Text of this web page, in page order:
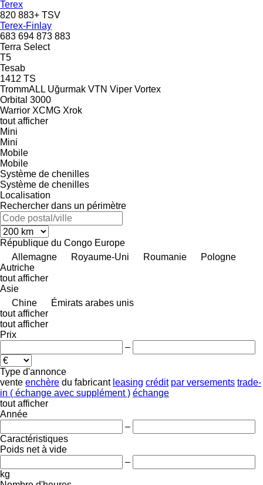
Terex
820 883+ TSV
Terex-Finlay
683 694 873 883
Terra Select
T5
Tesab
1412 TS
TrommALL Uğurmak VTN Viper Vortex
Orbital 3000
Warrior XCMG Xrok
tout afficher
Mini
Mini
Mobile
Mobile
Système de chenilles
Système de chenilles
Localisation
Rechercher dans un périmètre
République du Congo Europe
Allemagne
Royaume-Uni Roumanie
Pologne
Autriche
tout afficher
Asie
Chine
Émirats arabes unis
tout afficher
tout afficher
Prix
–
Type d'annonce
vente enchère du fabricant leasing crédit par versements trade-
in ( échange avec supplément ) échange
tout afficher
Année
–
Caractéristiques
Poids net à vide
–
kg